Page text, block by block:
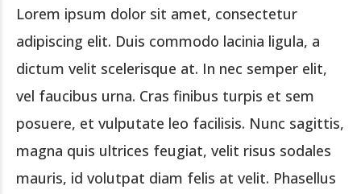
Lorem ipsum dolor sit amet, consectetur
adipiscing elit. Duis commodo lacinia ligula, a
dictum velit scelerisque at. In nec semper elit,
vel faucibus urna. Cras finibus turpis et sem
posuere, et vulputate leo facilisis. Nunc sagittis,
magna quis ultrices feugiat, velit risus sodales
mauris, id volutpat diam felis at velit. Phasellus